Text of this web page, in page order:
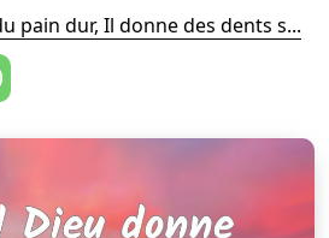
pain dur, Il donne des dents s...